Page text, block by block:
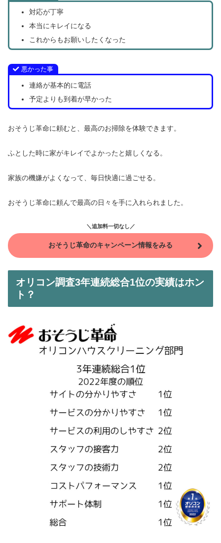
対応が丁寧
本当にキレイになる
これからもお願いしたくなった
悪かった事
連絡が基本的に電話
予定よりも到着が早かった
おそうじ革命に頼むと、最高のお掃除を体験できます。
ふとした時に家がキレイでよかったと嬉しくなる。
家族の機嫌がよくなって、毎日快適に過ごせる。
おそうじ革命に頼んで最高の日々を手に入れられました。
＼追加料一切なし／
おそうじ革命のキャンペーン情報をみる
オリコン調査3年連続総合1位の実績はホン
ト？